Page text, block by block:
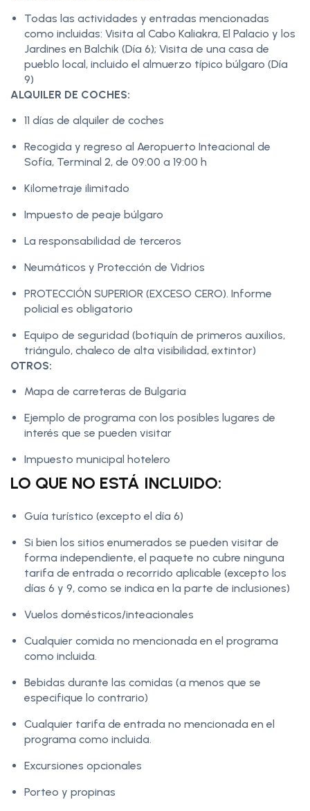
Todas las actividades y entradas mencionadas
como incluidas: Visita al Cabo Kaliakra, El Palacio y los
Jardines en Balchik (Día 6); Visita de una casa de
pueblo local, incluido el almuerzo típico búlgaro (Día
9)
ALQUILER DE COCHES:
11 días de alquiler de coches
Recogida y regreso al Aeropuerto Inteacional de
Sofía, Terminal 2, de 09:00 a 19:00 h
Kilometraje ilimitado
Impuesto de peaje búlgaro
La responsabilidad de terceros
Neumáticos y Protección de Vidrios
PROTECCIÓN SUPERIOR (EXCESO CERO). Informe
policial es obligatorio
Equipo de seguridad (botiquín de primeros auxilios,
triángulo, chaleco de alta visibilidad, extintor)
OTROS:
Mapa de carreteras de Bulgaria
Ejemplo de programa con los posibles lugares de
interés que se pueden visitar
Impuesto municipal hotelero
LO QUE NO ESTÁ INCLUIDO:
Guía turístico (excepto el día 6)
Si bien los sitios enumerados se pueden visitar de
forma independiente, el paquete no cubre ninguna
tarifa de entrada o recorrido aplicable (excepto los
días 6 y 9, como se indica en la parte de inclusiones)
Vuelos domésticos/inteacionales
Cualquier comida no mencionada en el programa
como incluida.
Bebidas durante las comidas (a menos que se
especifique lo contrario)
Cualquier tarifa de entrada no mencionada en el
programa como incluida.
Excursiones opcionales
Porteo y propinas